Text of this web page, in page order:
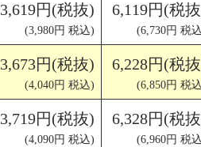
3,619円(税抜)
(3,980円 税込)
6,119円(税
(6,730円 税
3,673円(税抜)
(4,040円 税込)
6,228円(税
(6,850円 税
3,719円(税抜)
(4,090円 税込)
6,328円(税
(6,960円 税